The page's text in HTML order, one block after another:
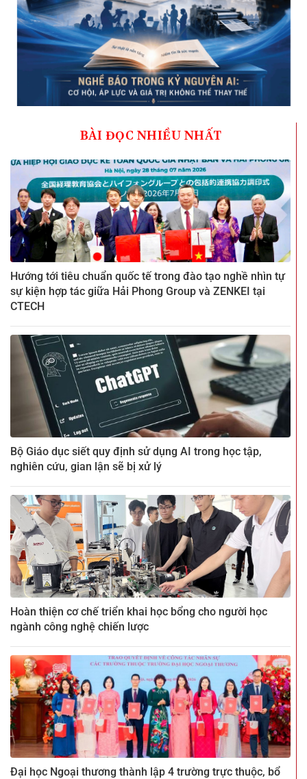
BÀI ĐỌC NHIỀU NHẤT
Hướng tới tiêu chuẩn quốc tế trong đào tạo nghề nhìn tự
sự kiện hợp tác giữa Hải Phong Group và ZENKEI tại
CTECH
Bộ Giáo dục siết quy định sử dụng AI trong học tập,
nghiên cứu, gian lận sẽ bị xử lý
Hoàn thiện cơ chế triển khai học bổng cho người học
ngành công nghệ chiến lược
Đại học Ngoại thương thành lập 4 trường trực thuộc, bổ